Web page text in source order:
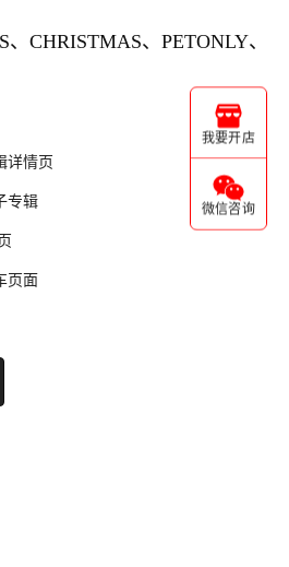
CHRISTMAS、PETONLY、
详情页
专辑
页面
我要开店
微信咨询